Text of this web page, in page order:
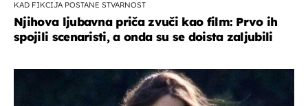
KAD FIKCIJA POSTANE STVARNOST
Njihova ljubavna priča zvuči kao film: Prvo ih
spojili scenaristi, a onda su se doista zaljubili